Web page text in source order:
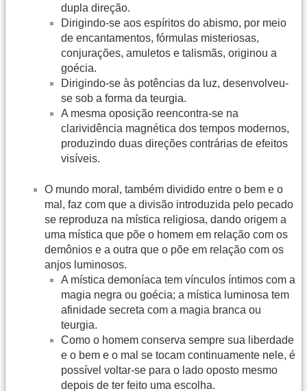
dupla direção.
Dirigindo-se aos espíritos do abismo, por meio
de encantamentos, fórmulas misteriosas,
conjurações, amuletos e talismãs, originou a
goécia.
Dirigindo-se às potências da luz, desenvolveu-
se sob a forma da teurgia.
A mesma oposição reencontra-se na
clarividência magnética dos tempos modernos,
produzindo duas direções contrárias de efeitos
visíveis.
O mundo moral, também dividido entre o bem e o
mal, faz com que a divisão introduzida pelo pecado
se reproduza na mística religiosa, dando origem a
uma mística que põe o homem em relação com os
demônios e a outra que o põe em relação com os
anjos luminosos.
A mística demoníaca tem vínculos íntimos com a
magia negra ou goécia; a mística luminosa tem
afinidade secreta com a magia branca ou
teurgia.
Como o homem conserva sempre sua liberdade
e o bem e o mal se tocam continuamente nele, é
possível voltar-se para o lado oposto mesmo
depois de ter feito uma escolha.